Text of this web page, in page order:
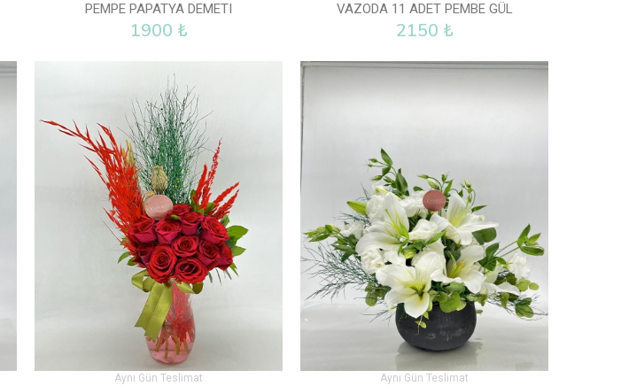
PEMPE PAPATYA DEMETI
1900 ₺
VAZODA 11 ADET PEMBE GÜL
2150 ₺
Aynı Gün Teslimat Aynı Gün Teslimat